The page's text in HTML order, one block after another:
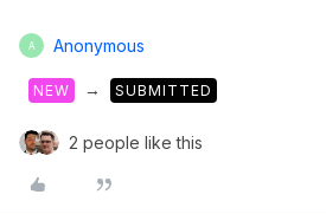
A Anonymous
NEW → SUBMITTED
2 people like this